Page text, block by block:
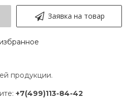
Заявка на товар
продукции.
+7(499)113-84-42